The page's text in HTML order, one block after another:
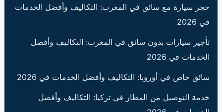
حجز سيارة مع سائق في المغرب: التكاليف وأفضل الخدمات
في 2026
تأجير سيارات بدون سائق في المغرب: التكاليف وأفضل
الخدمات في 2026
سائق خاص في أوروبا: التكاليف وأفضل الخدمات في 2026
خدمة التوصيل من المطار في تركيا: التكاليف وأفضل